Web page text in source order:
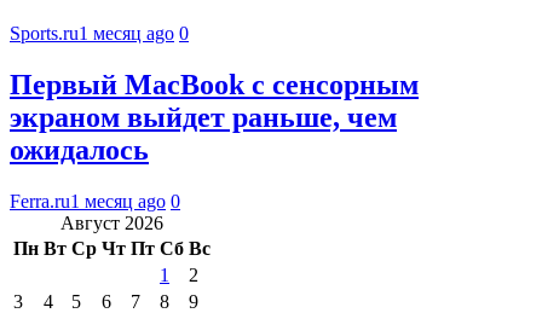
Sports.ru1 месяц ago 0
Первый MacBook с сенсорным
экраном выйдет раньше, чем
ожидалось
Ferra.ru1 месяц ago 0
Август 2026
Пн Вт Ср Чт Пт Сб Вс
1
2
3
4 5 6 7 8
9